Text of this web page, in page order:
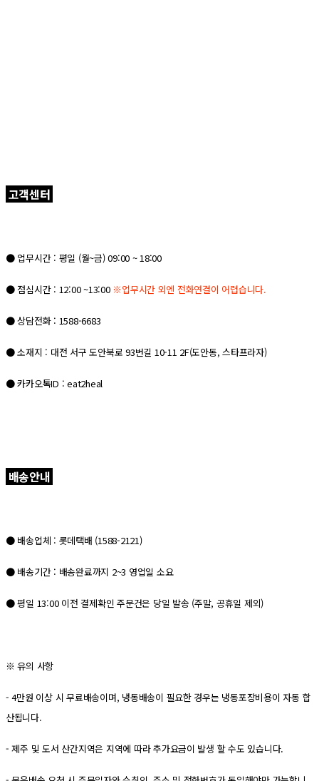
고객센터
● 업무시간 : 평일 (월~금) 09:00 ~ 18:00
● 점심시간 : 12:00 ~13:00 ※업무시간 외엔 전화연결이 어렵습니다.
● 상담전화 : 1588-6683
● 소재지 : 대전 서구 도안북로 93번길 10-11 2F(도안동, 스타프라자)
● 카카오톡ID : eat2heal
배송안내
● 배송업체 : 롯데택배 (1588-2121)
● 배송기간 : 배송완료까지 2~3 영업일 소요
● 평일 13:00 이전 결제확인 주문건은 당일 발송 (주말, 공휴일 제외)
※ 유의 사항
- 4만원 이상 시 무료배송이며, 냉동배송이 필요한 경우는 냉동포장비용이 자동 합
산됩니다.
- 제주 및 도서 산간지역은 지역에 따라 추가요금이 발생 할 수도 있습니다.